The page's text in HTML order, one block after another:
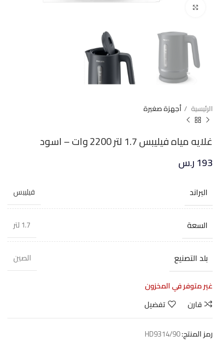
الرئيسية أجهزة صغيرة
غلايه مياه فيليبس 1.7 لتر 2200 وات – اسود
193ر.س
البراند فيليبس
السعة 1.7 لتر
بلد التصنيع
الصين
غير متوفر في المخزون
قارن
تفضيل
رمز المنتج:HD9314/90